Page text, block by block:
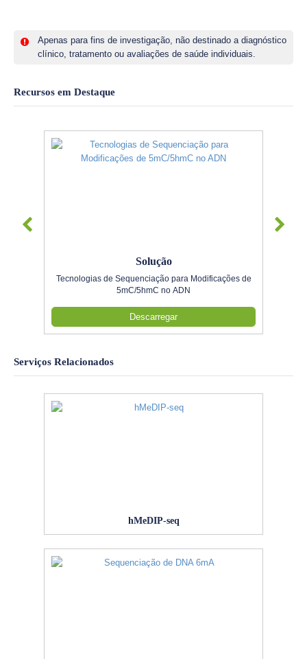
Apenas para fins de investigação, não destinado a diagnóstico
clínico, tratamento ou avaliações de saúde individuais.
Recursos em Destaque
Solução
Tecnologias de Sequenciação para Modificações de
5mC/5hmC no ADN
Descarregar
Serviços Relacionados
hMeDIP-seq